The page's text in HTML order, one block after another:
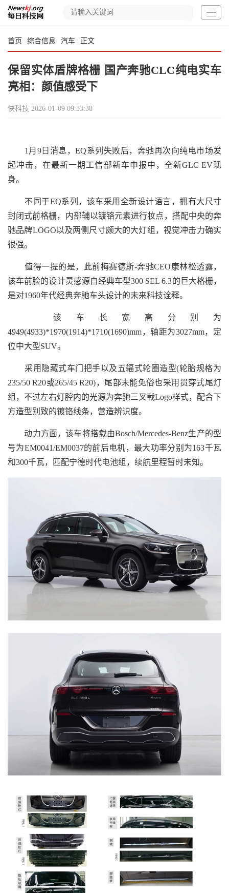
首页 综合信息 汽车 正文
保留实体盾牌格栅 国产奔驰CLC纯电实车
亮相：颜值感受下
快科技 2026-01-09 09:33:38
1月9日消息，EQ系列失败后，奔驰再次向纯电市场发
起冲击，在最新一期工信部新车申报中，全新GLC EV现
身。
不同于EQ系列，该车采用全新设计语言，拥有大尺寸
封闭式前格栅，内部辅以镀铬元素进行妆点，搭配中央的奔
驰品牌LOGO以及两侧尺寸颇大的大灯组，视觉冲击力确实
很强。
值得一提的是，此前梅赛德斯-奔驰CEO康林松透露，
该车前脸的设计灵感源自经典车型300 SEL 6.3的巨大格栅，
是对1960年代经典奔驰车头设计的未来科技诠释。
该车长宽高分别为
4949(4933)*1970(1914)*1710(1690)mm，轴距为3027mm，定
位中大型SUV。
采用隐藏式车门把手以及五辐式轮圈造型(轮胎规格为
235/50 R20或265/45 R20)，尾部未能免俗也采用贯穿式尾灯
组，不过左右灯腔内的光源为奔驰三叉戟Logo样式，配合下
方造型别致的镀铬线条，营造辨识度。
动力方面，该车将搭载由Bosch/Mercedes-Benz生产的型
号为EM0041/EM0037的前后电机，最大功率分别为163千瓦
和300千瓦，匹配宁德时代电池组，续航里程暂时未知。